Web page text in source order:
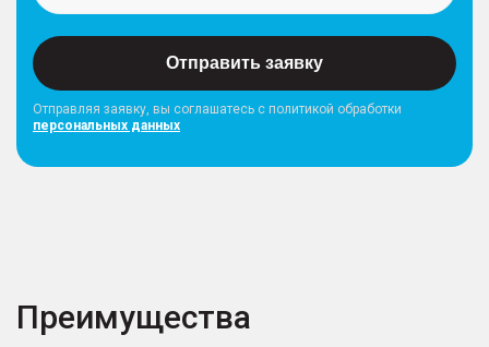
Отправить заявку
Отправляя заявку, вы соглашатесь с политикой обработки
персональных данных
Преимущества